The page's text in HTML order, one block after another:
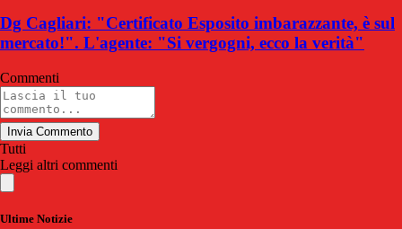
Dg Cagliari: "Certificato Esposito imbarazzante, è sul
mercato!". L'agente: "Si vergogni, ecco la verità"
Commenti
Invia Commento
Tutti
Leggi altri commenti
Ultime Notizie